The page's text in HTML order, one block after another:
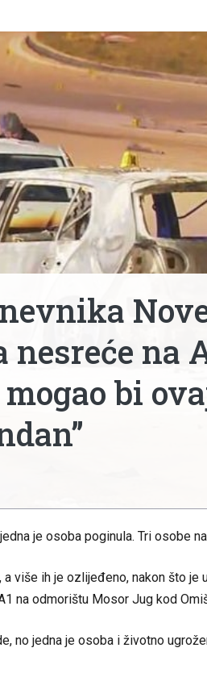
nesreće na
bi
je osoba poginula. Tri osobe
više ih je ozlijeđeno, nakon što
na odmorištu Mosor Jug kod
no jedna je osoba i životno